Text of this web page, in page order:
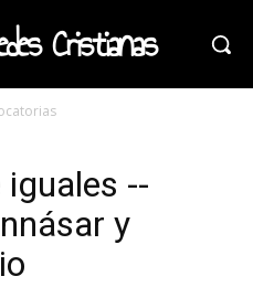
Cristianas
iguales --
y